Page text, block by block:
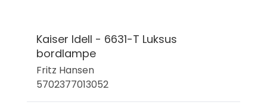
Kaiser Idell - 6631-T Luksus
bordlampe
Fritz Hansen
5702377013052